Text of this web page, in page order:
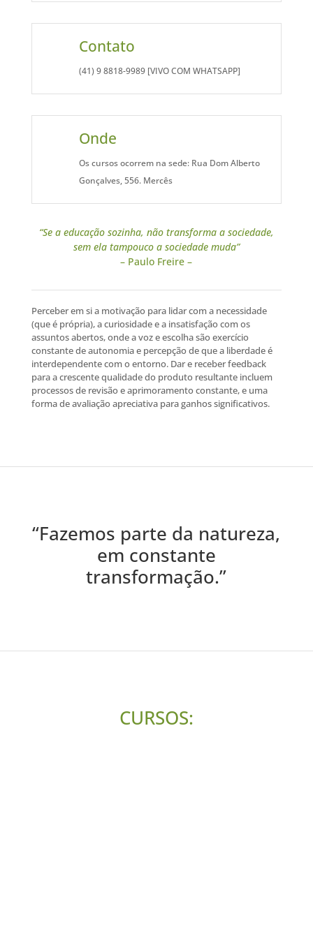
Contato
(41) 9 8818-9989 [VIVO COM WHATSAPP]
Onde
Os cursos ocorrem na sede: Rua Dom Alberto
Gonçalves, 556. Mercês
“Se a educação sozinha, não transforma a sociedade,
sem ela tampouco a sociedade muda”
– Paulo Freire –
Perceber em si a motivação para lidar com a necessidade
(que é própria), a curiosidade e a insatisfação com os
assuntos abertos, onde a voz e escolha são exercício
constante de autonomia e percepção de que a liberdade é
interdependente com o entorno. Dar e receber feedback
para a crescente qualidade do produto resultante incluem
processos de revisão e aprimoramento constante, e uma
forma de avaliação apreciativa para ganhos significativos.
“Fazemos parte da natureza,
em constante
transformação.”
CURSOS: